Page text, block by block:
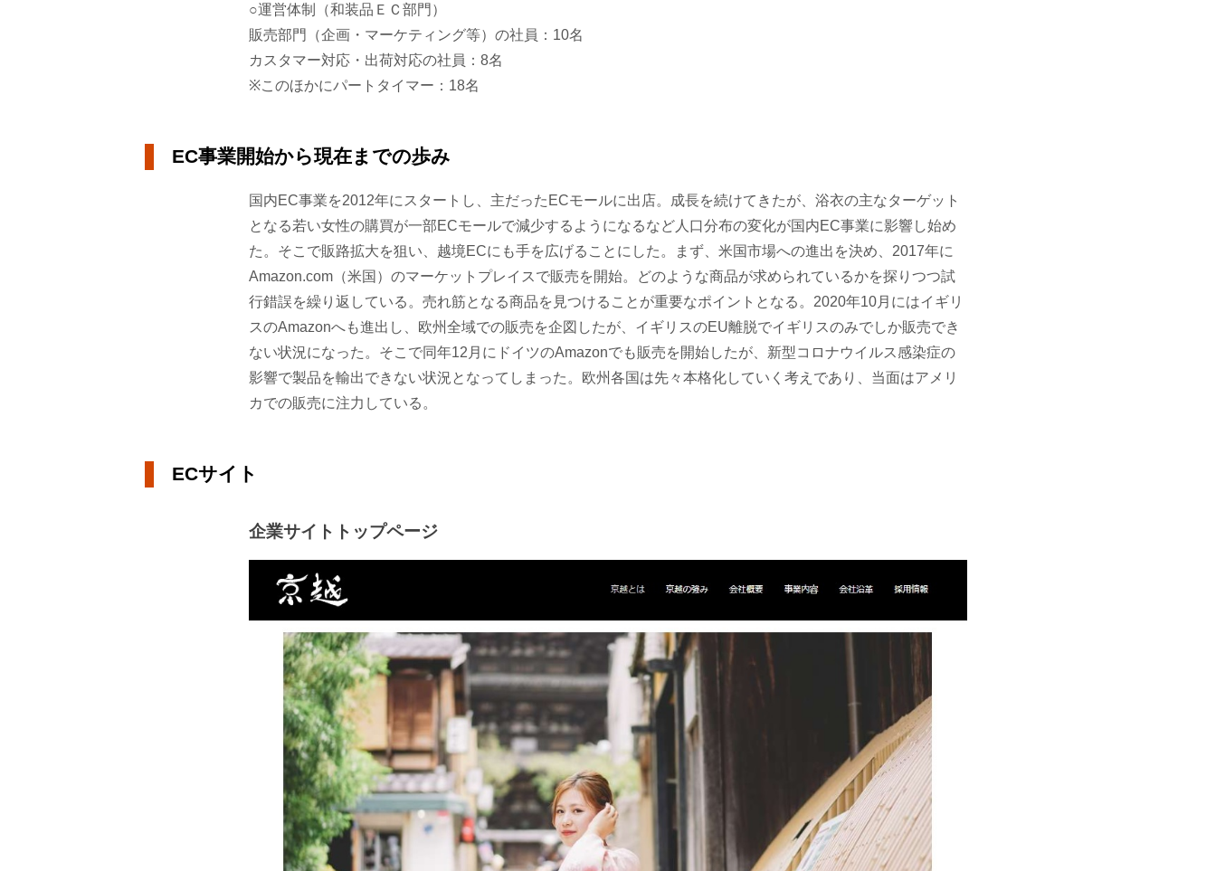
○運営体制（和装品ＥＣ部門）
販売部門（企画・マーケティング等）の社員：10名
カスタマー対応・出荷対応の社員：8名
※このほかにパートタイマー：18名
EC事業開始から現在までの歩み
国内EC事業を2012年にスタートし、主だったECモールに出店。成長を続けてきたが、浴衣の主なターゲット
となる若い女性の購買が一部ECモールで減少するようになるなど人口分布の変化が国内EC事業に影響し始め
た。そこで販路拡大を狙い、越境ECにも手を広げることにした。まず、米国市場への進出を決め、2017年に
Amazon.com（米国）のマーケットプレイスで販売を開始。どのような商品が求められているかを探りつつ試
行錯誤を繰り返している。売れ筋となる商品を見つけることが重要なポイントとなる。2020年10月にはイギリ
スのAmazonへも進出し、欧州全域での販売を企図したが、イギリスのEU離脱でイギリスのみでしか販売でき
ない状況になった。そこで同年12月にドイツのAmazonでも販売を開始したが、新型コロナウイルス感染症の
影響で製品を輸出できない状況となってしまった。欧州各国は先々本格化していく考えであり、当面はアメリ
カでの販売に注力している。
ECサイト
企業サイトトップページ